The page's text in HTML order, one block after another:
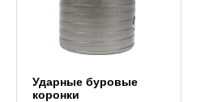
Ударные буровые
коронки